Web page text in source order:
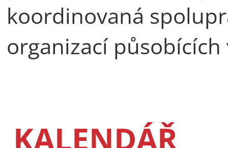
koordinovaná
organizací
KALENDÁŘ